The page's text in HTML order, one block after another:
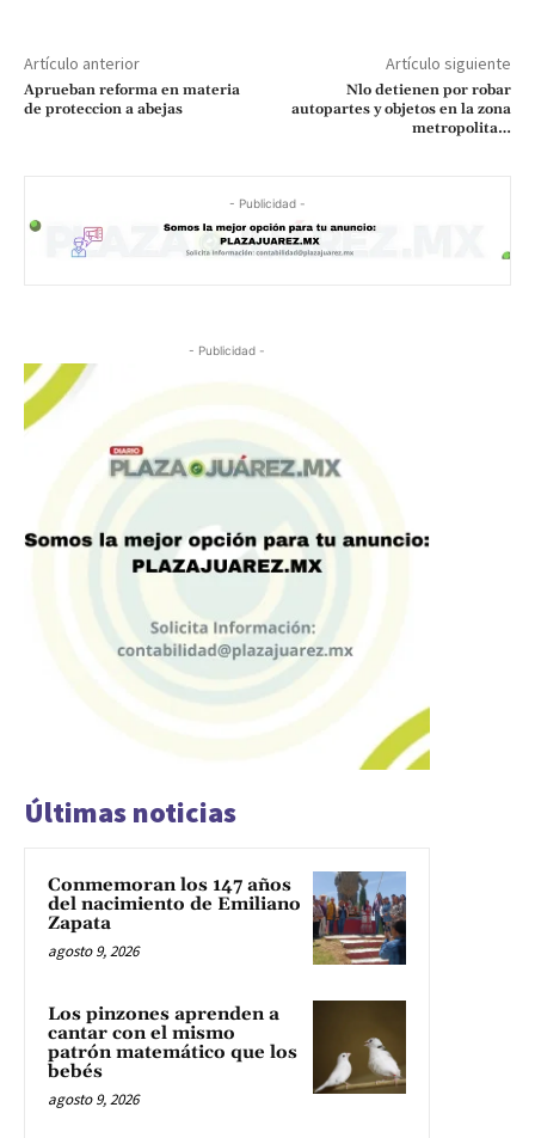
Artículo anterior
Aprueban reforma en materia
de proteccion a abejas
Artículo siguiente
Nlo detienen por robar
autopartes y objetos en la zona
metropolita…
- Publicidad -
- Publicidad -
Últimas noticias
Conmemoran los 147 años
del nacimiento de Emiliano
Zapata
agosto 9, 2026
Los pinzones aprenden a
cantar con el mismo
patrón matemático que los
bebés
agosto 9, 2026